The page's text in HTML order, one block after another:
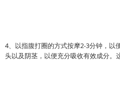
4、以指腹打圈的方式按摩2-3分钟，以
头以及阴茎，以便充分吸收有效成分。